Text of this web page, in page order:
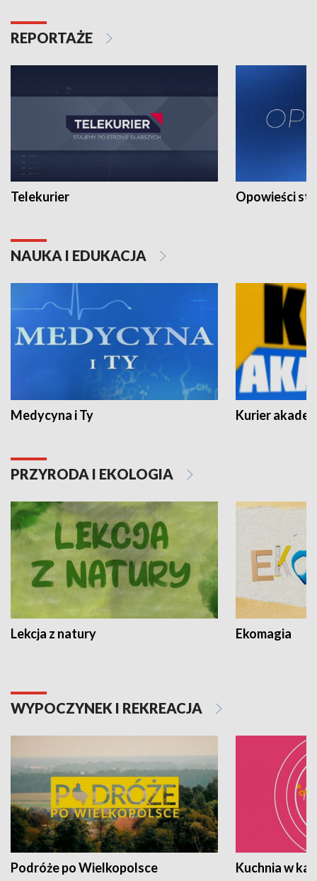
REPORTAŻE
Telekurier Opowieści
NAUKA I EDUKACJA
Medycyna i Ty Kurier
PRZYRODA I EKOLOGIA
Lekcja z natury Ekomagia
WYPOCZYNEK I REKREACJA
Podróże po Wielkopolsce Kuchnia w